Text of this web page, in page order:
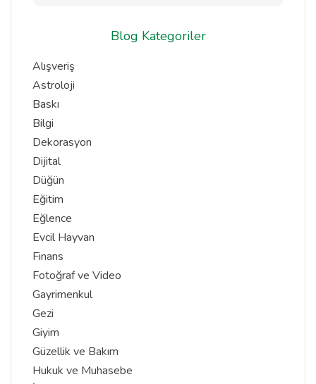
Blog Kategoriler
Alışveriş
Astroloji
Baskı
Bilgi
Dekorasyon
Dijital
Düğün
Eğitim
Eğlence
Evcil Hayvan
Finans
Fotoğraf ve Video
Gayrimenkul
Gezi
Giyim
Güzellik ve Bakım
Hukuk ve Muhasebe